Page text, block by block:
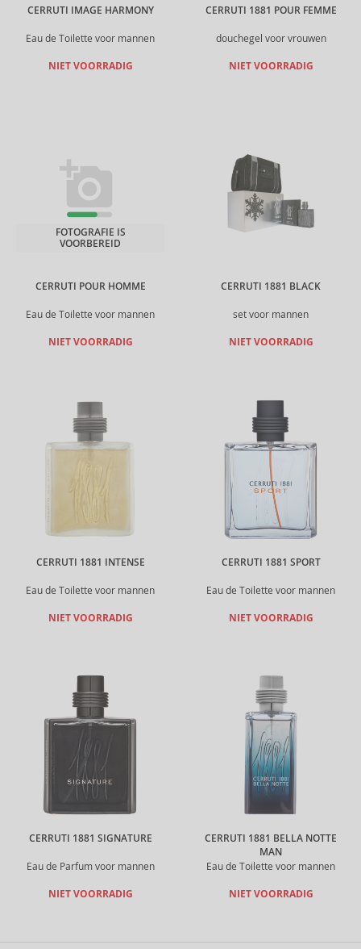
CERRUTI IMAGE HARMONY
Eau de Toilette voor mannen
NIET VOORRADIG
CERRUTI 1881 POUR FEMME
douchegel voor vrouwen
NIET VOORRADIG
CERRUTI POUR HOMME
Eau de Toilette voor mannen
FOTOGRAFIE IS
VOORBEREID
NIET VOORRADIG
CERRUTI 1881 BLACK
set voor mannen
NIET VOORRADIG
CERRUTI 1881 INTENSE
Eau de Toilette voor mannen
NIET VOORRADIG
CERRUTI 1881 SPORT
Eau de Toilette voor mannen
NIET VOORRADIG
CERRUTI 1881 SIGNATURE
Eau de Parfum voor mannen
NIET VOORRADIG
CERRUTI 1881 BELLA NOTTE
MAN
Eau de Toilette voor mannen
NIET VOORRADIG